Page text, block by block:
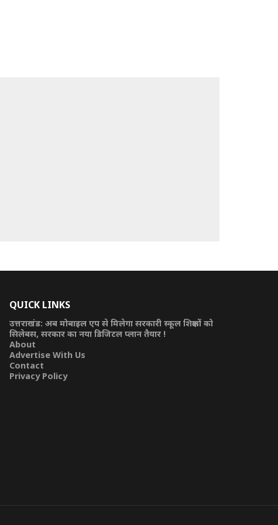
QUICK LINKS
उत्तराखंड: अब मोबाइल एप से मिलेगा सरकारी स्कूल शिक्षकों को
सिलेबस, सरकार का नया डिजिटल प्लान तैयार !
About
Advertise With Us
Contact
Privacy Policy